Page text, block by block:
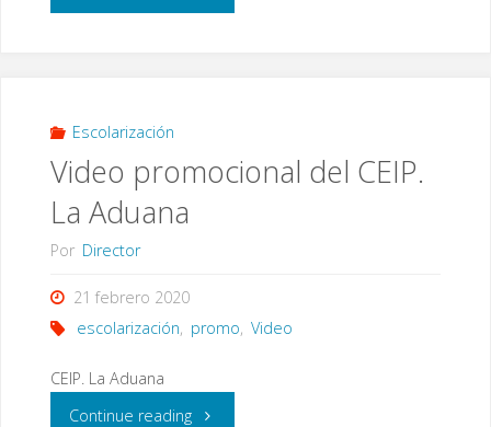
infantil
de
Escolarización
Video promocional del CEIP.
La Aduana
Por Director
21 febrero 2020
escolarización, promo, Video
CEIP. La Aduana
Continue reading"Video